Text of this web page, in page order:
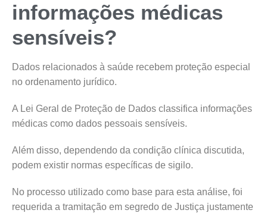
informações médicas
sensíveis?
Dados relacionados à saúde recebem proteção especial
no ordenamento jurídico.
A Lei Geral de Proteção de Dados classifica informações
médicas como dados pessoais sensíveis.
Além disso, dependendo da condição clínica discutida,
podem existir normas específicas de sigilo.
No processo utilizado como base para esta análise, foi
requerida a tramitação em segredo de Justiça justamente